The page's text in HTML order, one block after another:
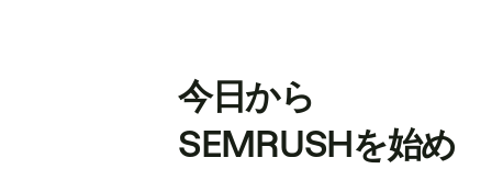
今日から
SEMRUSHを始め